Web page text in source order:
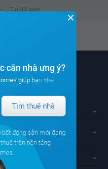
Tin đã xem
động sản nào
✕
căn nhà ưng ý?
giúp bạn nhé.
Tìm thuê nhà
bất động sản mới đang
trên nền tảng